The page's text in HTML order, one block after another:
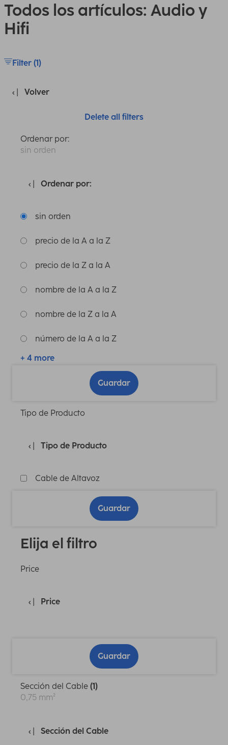
Todos los artículos: Audio y
Hifi
Filter (1)
Volver
Delete all filters
Ordenar por:
sin orden
Ordenar por:
sin orden
precio de la A a la Z
precio de la Z a la A
nombre de la A a la Z
nombre de la Z a la A
número de la A a la Z
+ 4 more
Guardar
Tipo de Producto
Tipo de Producto
Cable de Altavoz
Guardar
Elija el filtro
Price
Price
Guardar
Sección del Cable (1)
0,75 mm²
Sección del Cable